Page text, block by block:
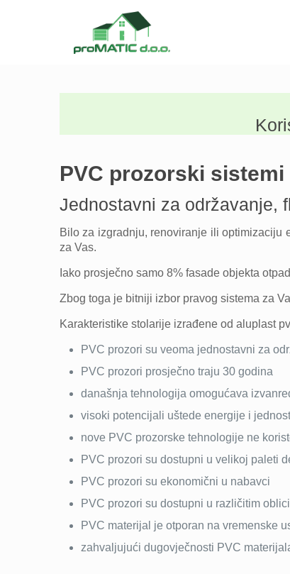
PVC prozorski sistemi
Jednostavni za održavanje,
Bilo za izgradnju, renoviranje ili optimizaciju
za Vas.
Iako prosječno samo 8% fasade objekta
Zbog toga je bitniji izbor pravog sistema za
Karakteristike stolarije izrađene od aluplast
PVC prozori su veoma jednostavni za
PVC prozori prosječno traju 30 godina
današnja tehnologija omogućava
visoki potencijali uštede energije i
nove PVC prozorske tehnologije ne
PVC prozori su dostupni u velikoj paleti
PVC prozori su ekonomični u nabavci
PVC prozori su dostupni u različitim
PVC materijal je otporan na vremenske
zahvaljujući dugovječnosti PVC